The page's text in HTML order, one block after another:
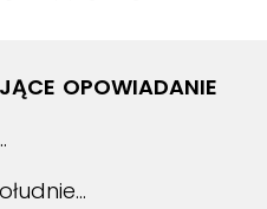
OPOWIADANIE